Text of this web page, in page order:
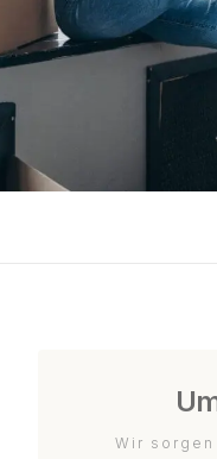
Wir sorgen